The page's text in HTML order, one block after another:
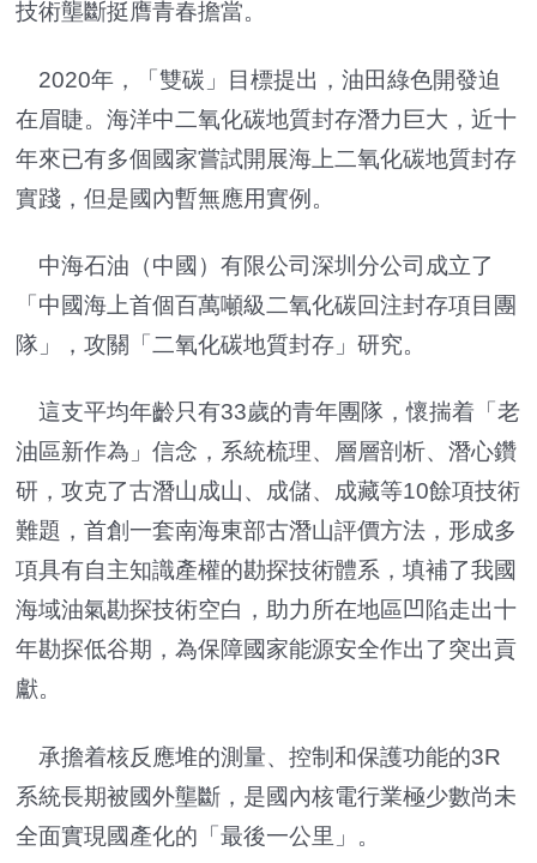
技術壟斷挺膺青春擔當。
2020年，「雙碳」目標提出，油田綠色開發迫
在眉睫。海洋中二氧化碳地質封存潛力巨大，近十
年來已有多個國家嘗試開展海上二氧化碳地質封存
實踐，但是國內暫無應用實例。
中海石油（中國）有限公司深圳分公司成立了
「中國海上首個百萬噸級二氧化碳回注封存項目團
隊」，攻關「二氧化碳地質封存」研究。
這支平均年齡只有33歲的青年團隊，懷揣着「老
油區新作為」信念，系統梳理、層層剖析、潛心鑽
研，攻克了古潛山成山、成儲、成藏等10餘項技術
難題，首創一套南海東部古潛山評價方法，形成多
項具有自主知識產權的勘探技術體系，填補了我國
海域油氣勘探技術空白，助力所在地區凹陷走出十
年勘探低谷期，為保障國家能源安全作出了突出貢
獻。
承擔着核反應堆的測量、控制和保護功能的3R
系統長期被國外壟斷，是國內核電行業極少數尚未
全面實現國產化的「最後一公里」。